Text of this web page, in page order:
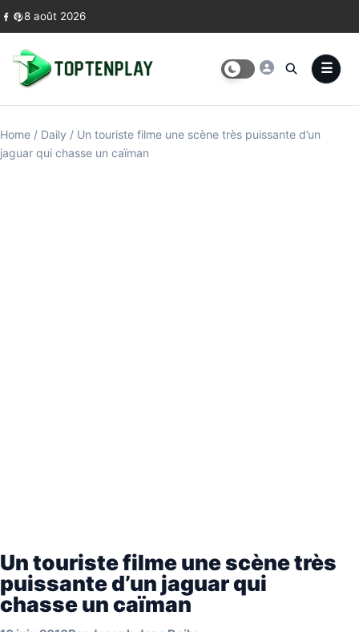
Skip to content
8 août 2026
Home / Daily / Un touriste filme une scène très puissante d’un
jaguar qui chasse un caïman
Un touriste filme une scène très
puissante d’un jaguar qui
chasse un caïman